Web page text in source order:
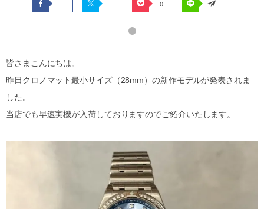
0
皆さまこんにちは。
昨日クロノマット最小サイズ（28mm）の新作モデルが発表されま
した。
当店でも早速実機が入荷しておりますのでご紹介いたします。